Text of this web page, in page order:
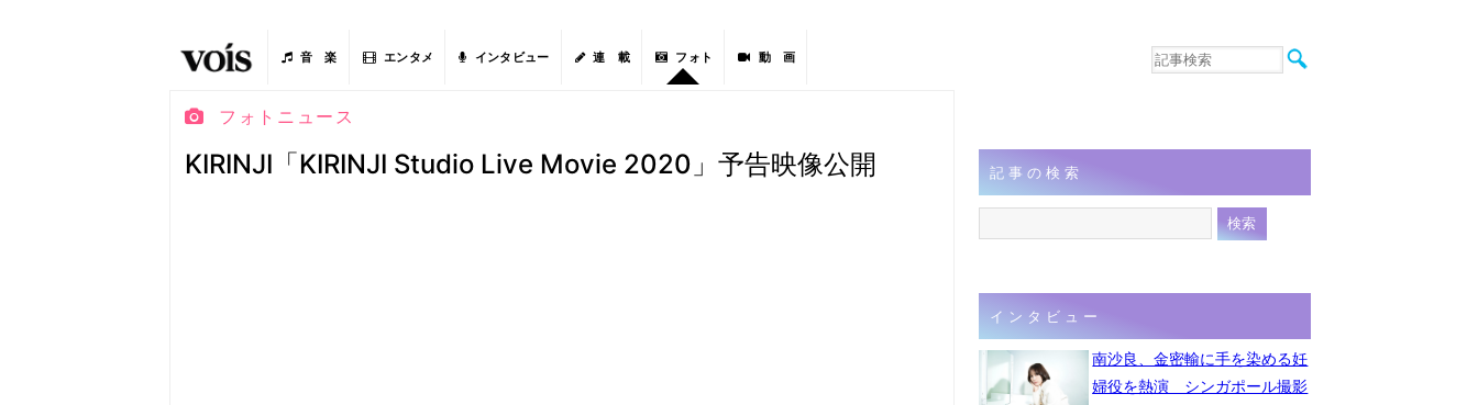
音 楽 エンタメ インタビュー 連 載 フォト 動 画
音楽
連載
フォト
フォトニュース
KIRINJI「KIRINJI Studio Live Movie 2020」予告映像公開 記事の検索
インタビュー
南沙良、金密輸に手を染める妊
婦役を熱演 シンガポール撮影